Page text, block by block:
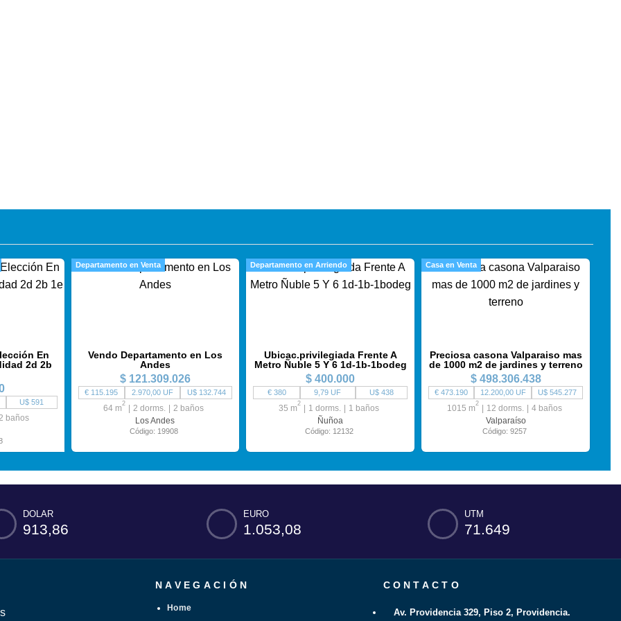
En
2d 2b
U$ 591
baños
Vendo Departamento en Los
Andes
$ 121.309.026
€ 115.195 2.970,00 UF U$ 132.744
64 m2 2 dorms. 2 baños
Departamento en Venta
Los Andes
Código: 19908
Ubicac.privilegiada Frente A
Metro Ñuble 5 Y 6 1d-1b-1bodeg
$ 400.000
€ 380 9,79 UF U$ 438
35 m2 1 dorms. 1 baños
Departamento en Arriendo
Ñuñoa
Código: 12132
Preciosa casona Valparaiso mas
de 1000 m2 de jardines y terreno
$ 498.306.438
€ 473.190 12.200,00 UF U$ 545.277
1015 m2 12 dorms. 4 baños
Casa en Venta
Valparaíso
Código: 9257
DOLAR
913,86
EURO
1.053,08
UTM
71.649
NAVEGACIÓN
Home
CONTACTO
Av. Providencia 329, Piso 2, Providencia.